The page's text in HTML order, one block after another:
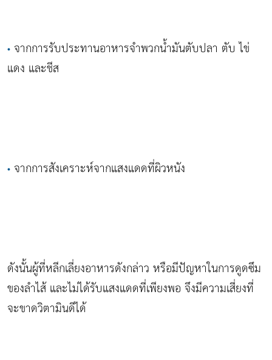
• จากการรับประทานอาหารจำพวกน้ำมันตับปลา ตับ ไข่
แดง และชีส
• จากการสังเคราะห์จากแสงแดดที่ผิวหนัง
ดังนั้นผู้ที่หลีกเลี่ยงอาหารดังกล่าว หรือมีปัญหาในการดูดซึม
ของลำไส้ และไม่ได้รับแสงแดดที่เพียงพอ จึงมีความเสี่ยงที่
จะขาดวิตามินดีได้